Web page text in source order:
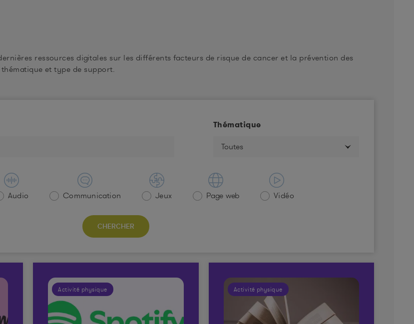
ressources digitales sur les différents facteurs de risque de cancer et la prévention des
et type de support.
Thématique
Audio Communication Jeux Page web Vidéo
Activité physique Activité physique